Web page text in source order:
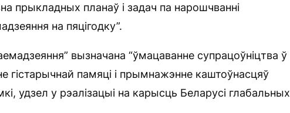
прыкладных планаў і задач па нарошчванні
на пяцігодку”.
вызначана “ўмацаванне супрацоўніцтва ў
гістарычнай памяці і прымнажэнне каштоўнасцяў
удзел у рэалізацыі на карысць Беларусі глабальных